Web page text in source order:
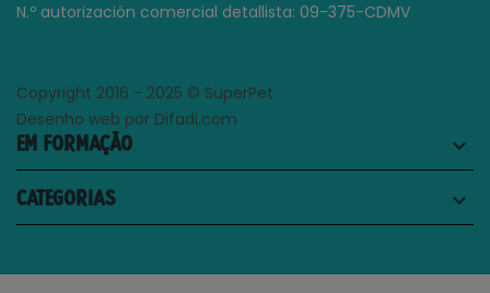
N.º autorización comercial detallista: 09-375-CDMV
Copyright 2016 - 2025 © SuperPet
Desenho web por Difadi.com
EM FORMAÇÃO keyboard_arrow_down
CATEGORIAS keyboard_arrow_down